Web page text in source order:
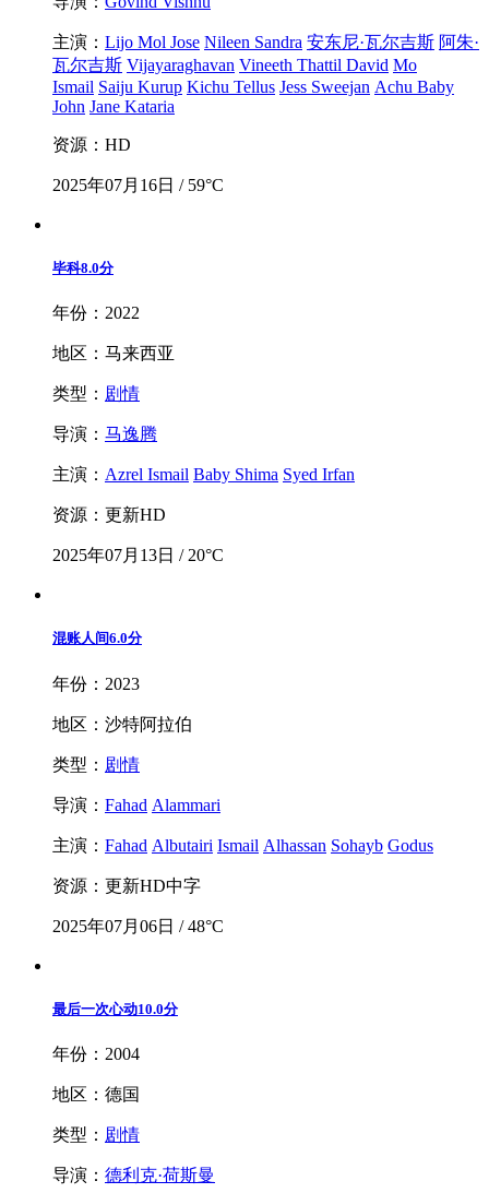
主演： Lijo Mol Jose Nileen Sandra 安东尼·瓦尔吉斯 阿朱·
瓦尔吉斯 Vijayaraghavan Vineeth Thattil David Mo
Ismail Saiju Kurup Kichu Tellus Jess Sweejan Achu Baby
John Jane Kataria
资源：HD
2025年07月16日 / 59°C
毕科8.0分
年份：2022
地区：马来西亚
类型： 剧情
导演： 马逸腾
主演： Azrel Ismail Baby Shima Syed Irfan
资源：更新HD
2025年07月13日 / 20°C
混账人间6.0分
年份：2023
地区：沙特阿拉伯
类型： 剧情
导演： Fahad Alammari
主演： Fahad Albutairi Ismail Alhassan Sohayb Godus
资源：更新HD中字
2025年07月06日 / 48°C
最后一次心动10.0分
年份：2004
地区：德国
类型： 剧情
导演： 德利克·荷斯曼